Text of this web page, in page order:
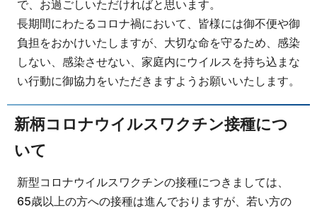
で、お過ごしいただければと思います。
長期間にわたるコロナ禍において、皆様には御不便や御
負担をおかけいたしますが、大切な命を守るため、感染
しない、感染させない、家庭内にウイルスを持ち込まな
い行動に御協力をいただきますようお願いいたします。
新柄コロナウイルスワクチン接種につ
いて
新型コロナウイルスワクチンの接種につきましては、
65歳以上の方への接種は進んでおりますが、若い方の